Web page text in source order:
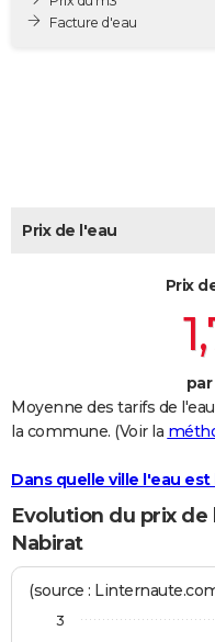
Destinations
City break
Voyage nature
Voyage de noces
Forum
Climat
PHOTO
Bricolage
Lifestyle
Culture
Sport
Auto
Television
Voyage
Cinema
Facture d'eau
Prix de l'eau
Prix
Moyenne des tarifs de
la commune. (Voir la
Dans quelle ville l'eau est
Evolution du prix de
Nabirat
(source :
3